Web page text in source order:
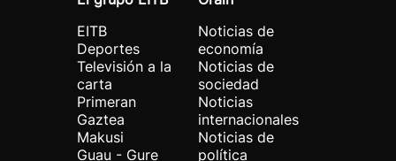
EITB
Deportes
Televisión a la
carta
Primeran
Gaztea
Makusi
Guau - Gure
Noticias de
economía
Noticias de
sociedad
Noticias
internacionales
Noticias de
política